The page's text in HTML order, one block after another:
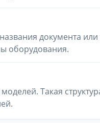
документа
оборудования.
Такая